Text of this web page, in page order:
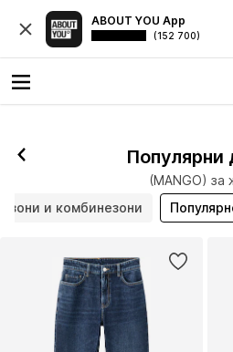
ABOUT YOU App
(152 700)
Популярни
(MANGO) за
и комбинезони